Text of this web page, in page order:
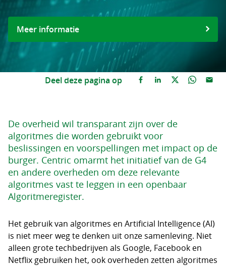
Meer informatie
Deel deze pagina op
De overheid wil transparant zijn over de
algoritmes die worden gebruikt voor
beslissingen en voorspellingen met impact op de
burger. Centric omarmt het initiatief van de G4
en andere overheden om deze relevante
algoritmes vast te leggen in een openbaar
Algoritmeregister.
Het gebruik van algoritmes en Artificial Intelligence (AI)
is niet meer weg te denken uit onze samenleving. Niet
alleen grote techbedrijven als Google, Facebook en
Netflix gebruiken het, ook overheden zetten algoritmes